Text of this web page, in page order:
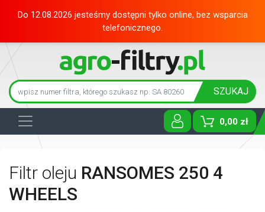
Do 12.08.2026 jesteśmy dostępni tylko online, bez wsparcia
telefonicznego.
SZUKAJ
0,00 zł
Toggle
Filtr oleju RANSOMES 250 4
WHEELS